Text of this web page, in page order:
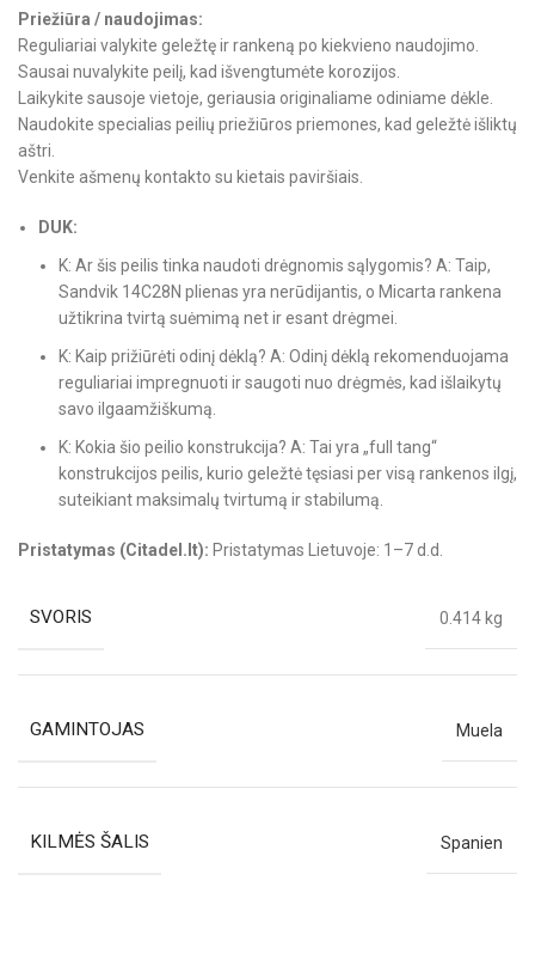
Priežiūra / naudojimas:
Reguliariai valykite geležtę ir rankeną po kiekvieno naudojimo.
Sausai nuvalykite peilį, kad išvengtumėte korozijos.
Laikykite sausoje vietoje, geriausia originaliame odiniame dėkle.
Naudokite specialias peilių priežiūros priemones, kad geležtė išliktų
aštri.
Venkite ašmenų kontakto su kietais paviršiais.
DUK:
K: Ar šis peilis tinka naudoti drėgnomis sąlygomis? A: Taip,
Sandvik 14C28N plienas yra nerūdijantis, o Micarta rankena
užtikrina tvirtą suėmimą net ir esant drėgmei.
K: Kaip prižiūrėti odinį dėklą? A: Odinį dėklą rekomenduojama
reguliariai impregnuoti ir saugoti nuo drėgmės, kad išlaikytų
savo ilgaamžiškumą.
K: Kokia šio peilio konstrukcija? A: Tai yra „full tang“
konstrukcijos peilis, kurio geležtė tęsiasi per visą rankenos ilgį,
suteikiant maksimalų tvirtumą ir stabilumą.
Pristatymas (Citadel.lt): Pristatymas Lietuvoje: 1–7 d.d.
SVORIS 0.414 kg
GAMINTOJAS Muela
KILMĖS ŠALIS Spanien